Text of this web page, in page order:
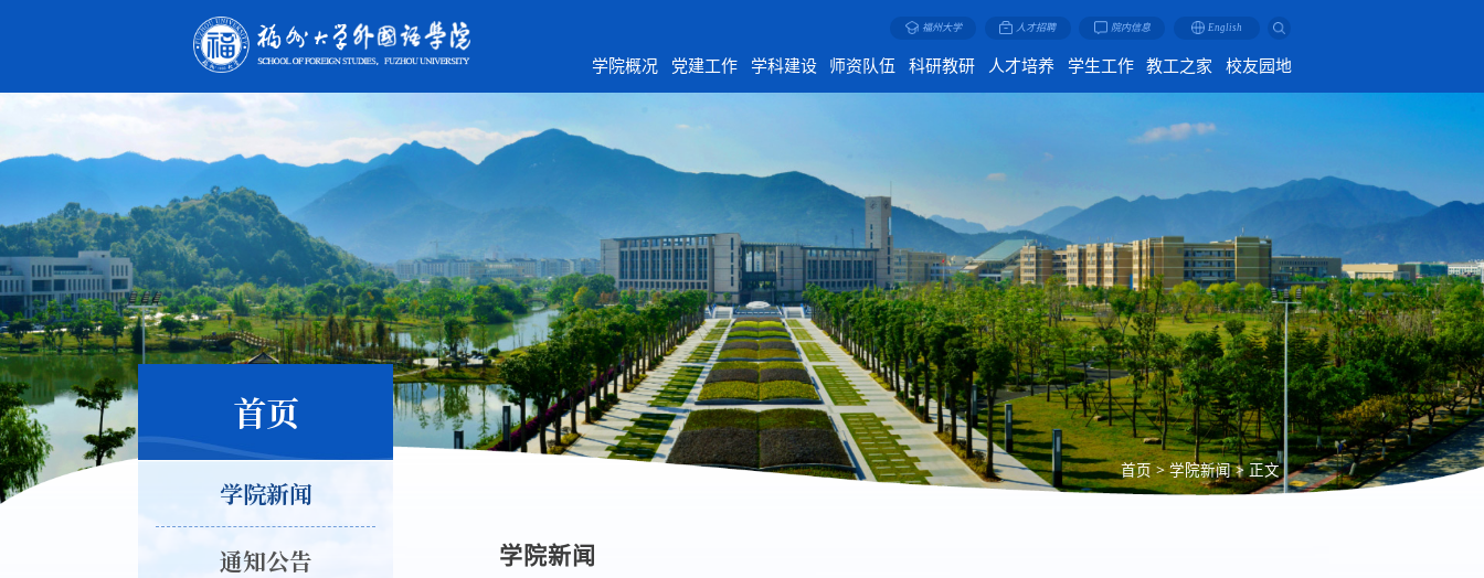
福州大学 人才招聘 院内信息 English
学院概况 党建工作 学科建设 师资队伍 科研教研 人才培养 学生工作 教工之家 校友园地
首页>学院新闻>正文
首页
学院新闻
通知公告 学院新闻